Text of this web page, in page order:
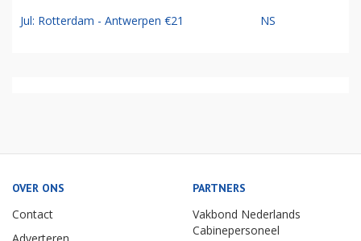
Jul: Rotterdam - Antwerpen €21 NS
OVER ONS
Contact
PARTNERS
Vakbond Nederlands
Cabinepersoneel